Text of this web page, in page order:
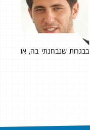
הרבה הודות לכם ולשיעורים קיבלתי 100 בבגרות שנבחנתי בה, אז